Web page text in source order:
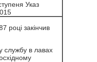
Указ
році закінчив
службу в лавах